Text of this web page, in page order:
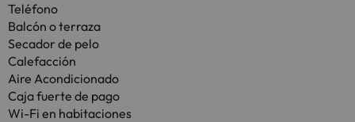
Teléfono
Balcón o terraza
Secador de pelo
Calefacción
Aire Acondicionado
Caja fuerte de pago
Wi-Fi en habitaciones